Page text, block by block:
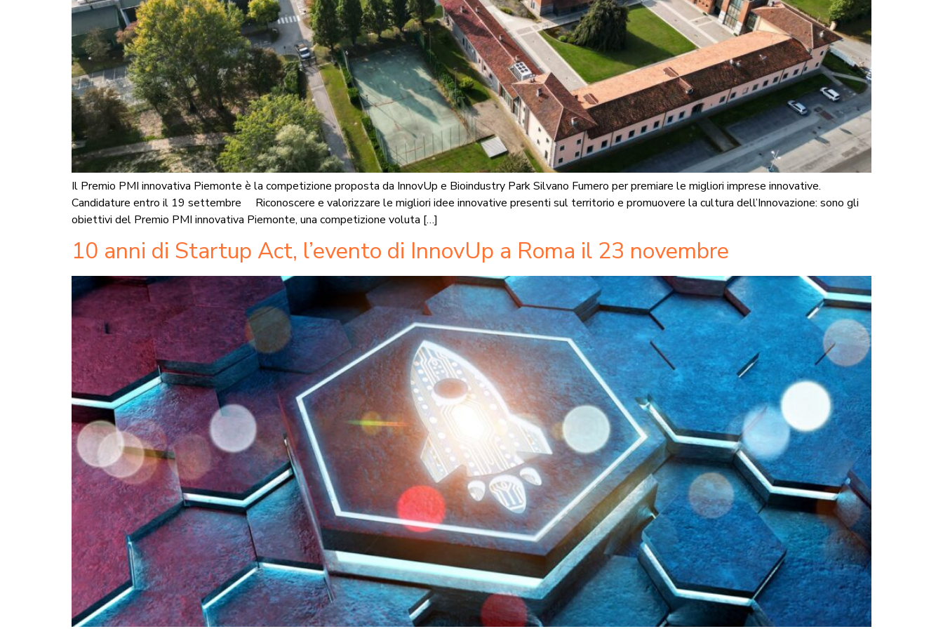
Il Premio PMI innovativa Piemonte è la competizione proposta da InnovUp e Bioindustry Park Silvano Fumero per premiare le migliori imprese innovative.
Candidature entro il 19 settembre Riconoscere e valorizzare le migliori idee innovative presenti sul territorio e promuovere la cultura dell’Innovazione: sono gli
obiettivi del Premio PMI innovativa Piemonte, una competizione voluta […]
10 anni di Startup Act, l’evento di InnovUp a Roma il 23 novembre